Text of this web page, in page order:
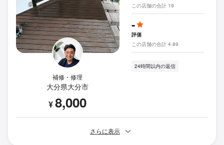
補修・修理
大分県大分市
¥8,000
この店舗の合計 19
-
評価
この店舗の合計 4.89
24時間以内の返信
さらに表示